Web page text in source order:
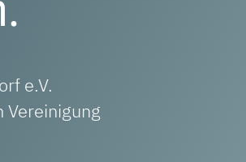
e.V.